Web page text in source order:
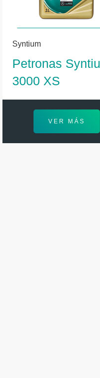
Syntium
Petronas
3000 XS
VER MÁS